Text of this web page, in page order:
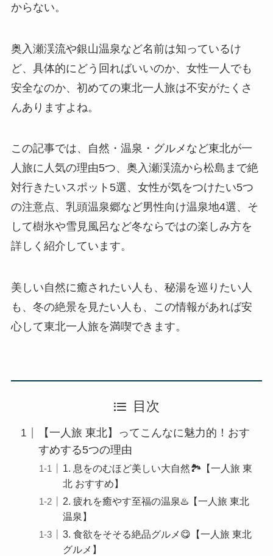
からない。
奥入瀬渓流や銀山温泉など名前は知っているけ
ど、具体的にどう回ればいいのか、女性一人でも
安全なのか、初めての東北一人旅は不安がたくさ
んありますよね。
この記事では、自然・温泉・グルメなど東北が一
人旅に人気の理由5つ、奥入瀬渓流から松島まで絶
対行きたいスポット5選、女性が気をつけたい5つ
の注意点、乳頭温泉郷など男性向け温泉地4選、そ
して樹氷や雪見風呂など冬ならではの楽しみ方を
詳しく紹介しています。
美しい自然に癒されたい人も、秘湯を巡りたい人
も、冬の絶景を見たい人も、この情報があれば安
心して東北一人旅を満喫できます。
目次
【一人旅 東北】ってこんなに魅力的！おす
すめする5つの理由
1. 息をのむほど美しい大自然🏞️【一人旅 東
北 おすすめ】
2. 疲れを癒やす至福の温泉♨️【一人旅 東北
温泉】
3. 食欲をそそる絶品グルメ😋【一人旅 東北
グルメ】